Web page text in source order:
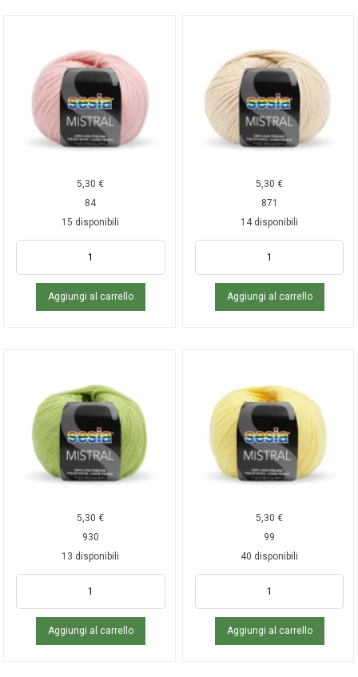
5,30€
84
15 disponibili
Aggiungi al carrello
5,30€
871
14 disponibili
Aggiungi al carrello
5,30€
930
13 disponibili
Aggiungi al carrello
5,30€
99
40 disponibili
Aggiungi al carrello